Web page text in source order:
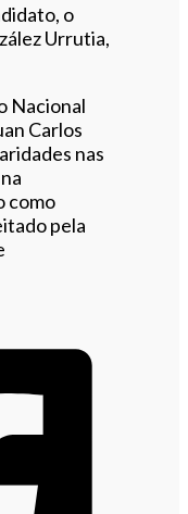
o
Urrutia,
Nacional
Carlos
nas
como
pela